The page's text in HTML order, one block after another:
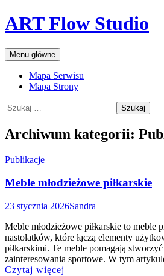
Przejdź
do
ART Flow Studio
Szukaj
Menu główne
Mapa Serwisu
Mapa Strony
Szukaj:
Archiwum kategorii:
Publikacje
Meble młodzieżowe piłkarskie
23 stycznia 2026Sandra
Meble młodzieżowe piłkarskie to meble
nastolatków, które łączą elementy
piłkarskimi. Te meble pomagają
zainteresowania sportowe. W tym
Czytaj więcej